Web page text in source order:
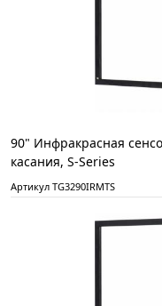
90" Инфракрасная
касания, S-Series
Артикул TG3290IRMTS